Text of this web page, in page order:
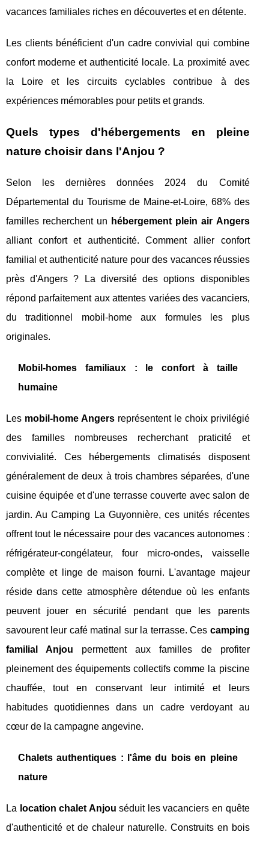
vacances familiales riches en découvertes et en détente.
Les clients bénéficient d'un cadre convivial qui combine
confort moderne et authenticité locale. La proximité avec
la Loire et les circuits cyclables contribue à des
expériences mémorables pour petits et grands.
Quels types d'hébergements en pleine
nature choisir dans l'Anjou ?
Selon les dernières données 2024 du Comité
Départemental du Tourisme de Maine-et-Loire, 68% des
familles recherchent un hébergement plein air Angers
alliant confort et authenticité. Comment allier confort
familial et authenticité nature pour des vacances réussies
près d'Angers ? La diversité des options disponibles
répond parfaitement aux attentes variées des vacanciers,
du traditionnel mobil-home aux formules les plus
originales.
Mobil-homes familiaux : le confort à taille
humaine
Les mobil-home Angersreprésentent le choix privilégié
des familles nombreuses recherchant praticité et
convivialité. Ces hébergements climatisés disposent
généralement de deux à trois chambres séparées, d'une
cuisine équipée et d'une terrasse couverte avec salon de
jardin. Au Camping La Guyonnière, ces unités récentes
offrent tout le nécessaire pour des vacances autonomes :
réfrigérateur-congélateur, four micro-ondes, vaisselle
complète et linge de maison fourni. L'avantage majeur
réside dans cette atmosphère détendue où les enfants
peuvent jouer en sécurité pendant que les parents
savourent leur café matinal sur la terrasse. Ces camping
familial Anjou permettent aux familles de profiter
pleinement des équipements collectifs comme la piscine
chauffée, tout en conservant leur intimité et leurs
habitudes quotidiennes dans un cadre verdoyant au
cœur de la campagne angevine.
Chalets authentiques : l'âme du bois en pleine
nature
La location chalet Anjou séduit les vacanciers en quête
d'authenticité et de chaleur naturelle. Construits en bois